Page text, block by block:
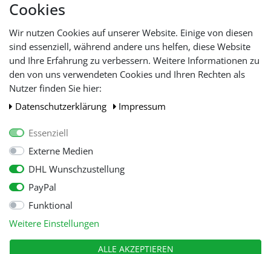
Cookies
Wir nutzen Cookies auf unserer Website. Einige von diesen
sind essenziell, während andere uns helfen, diese Website
und Ihre Erfahrung zu verbessern. Weitere Informationen zu
den von uns verwendeten Cookies und Ihren Rechten als
Nutzer finden Sie hier:
Daten­schutz­erklärung
Impressum
Essenziell
Externe Medien
DHL Wunschzustellung
PayPal
Funktional
Weitere Einstellungen
ALLE AKZEPTIEREN
Datenschutz
Hilfe
Lieferfristen und
Lieferbeschränkung
WIR AKZEPTIEREN
© Copyright 2026 Tooltraders GmbH. Alle Rechte vorbehalten